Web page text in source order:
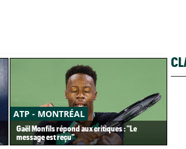
ATP - MONTRÉAL
Gaël Monfils répond aux critiques : "Le
message est reçu"